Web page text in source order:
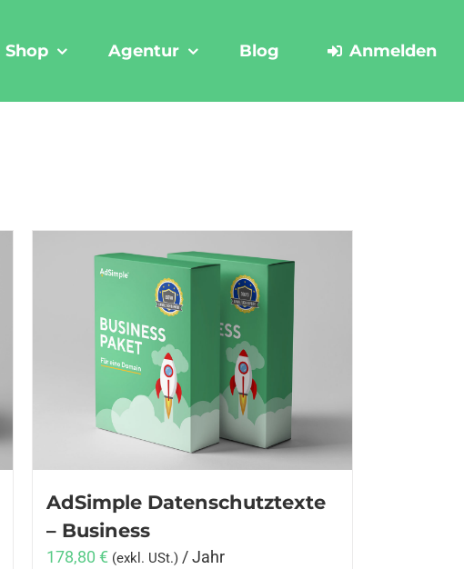
Shop Agentur Blog Anmelden
AdSimple Datenschutztexte
– Business
178,80 € (exkl. USt.) / Jahr